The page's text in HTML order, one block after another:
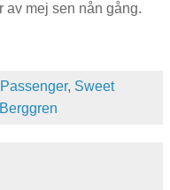
av mej sen nån gång.
, Sweet